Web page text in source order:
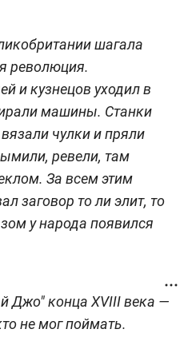
шагала
революция.
и кузнецов уходил в
машины. Станки
чулки и пряли
ревели, там
За всем этим
заговор то ли элит, то
у народа появился
Джо" конца XVIII века —
не мог поймать.